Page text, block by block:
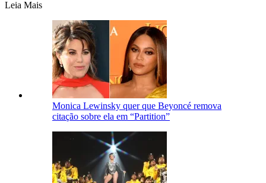
Leia Mais
Monica Lewinsky quer que Beyoncé remova
citação sobre ela em “Partition”